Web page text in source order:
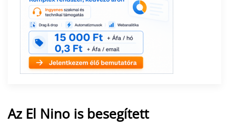
Az El Nino is besegített